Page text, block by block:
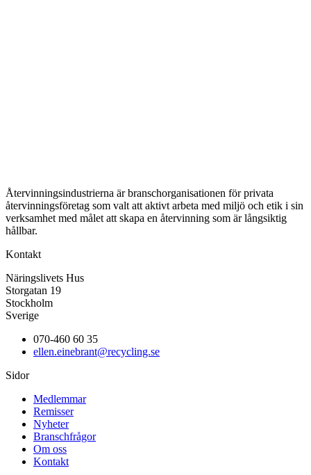
Återvinningsindustrierna är branschorganisationen för privata
återvinningsföretag som valt att aktivt arbeta med miljö och etik i sin
verksamhet med målet att skapa en återvinning som är långsiktig
hållbar.
Kontakt
Näringslivets Hus
Storgatan 19
Stockholm
Sverige
070-460 60 35
ellen.einebrant@recycling.se
Sidor
Medlemmar
Remisser
Nyheter
Branschfrågor
Om oss
Kontakt